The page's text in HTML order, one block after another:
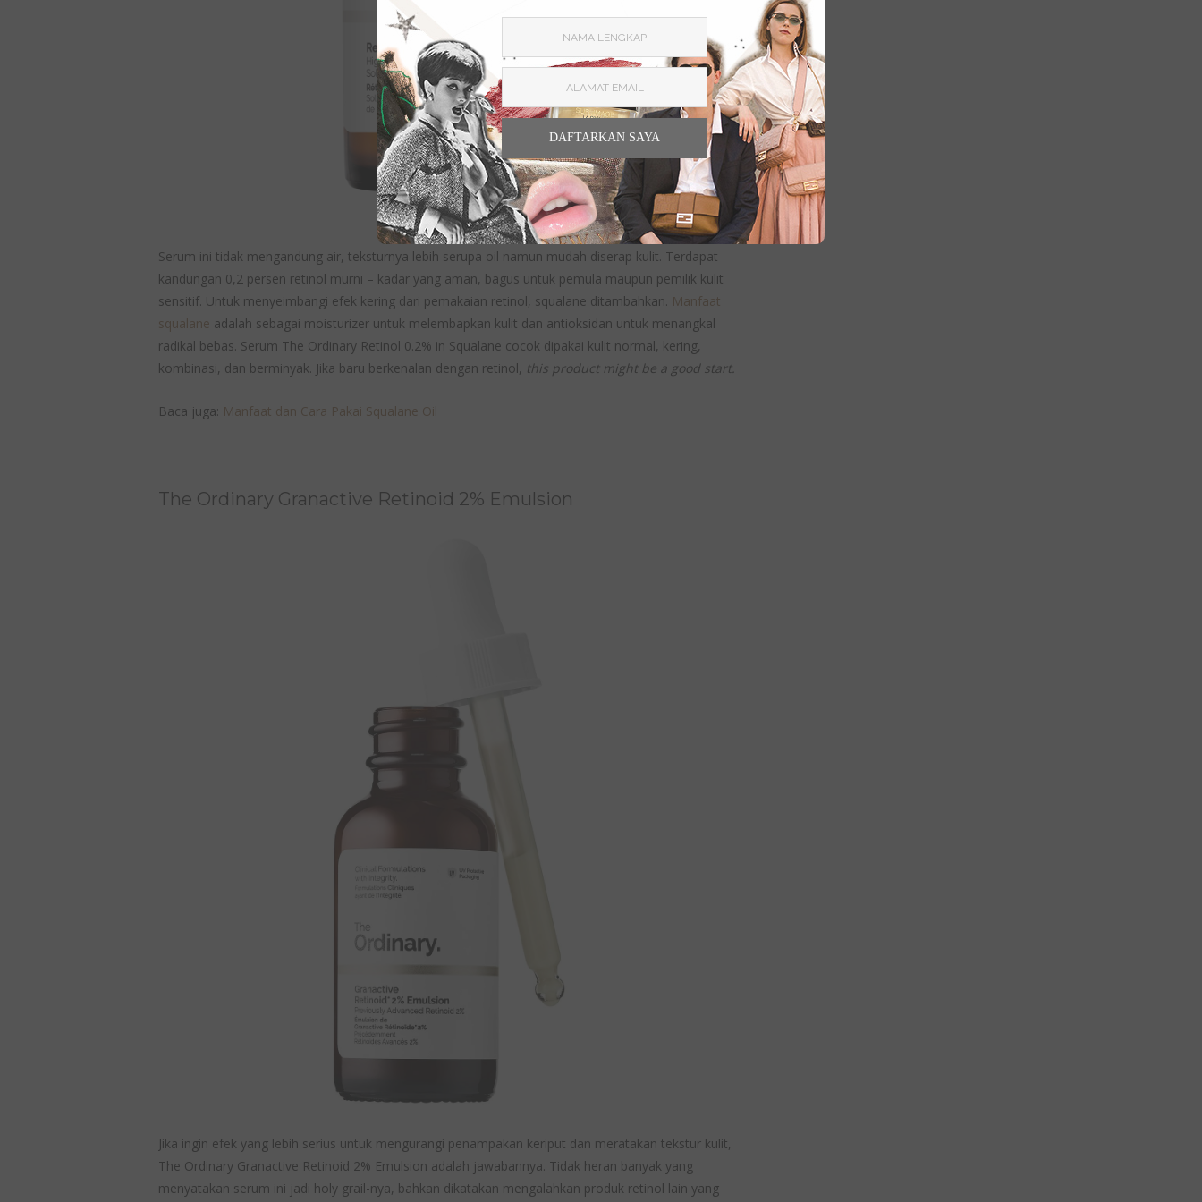
Serum ini tidak mengandung air, teksturnya lebih serupa oil namun mudah diserap kulit. Terdapat
kandungan 0,2 persen retinol murni – kadar yang aman, bagus untuk pemula maupun pemilik kulit
sensitif. Untuk menyeimbangi efek kering dari pemakaian retinol, squalane ditambahkan. Manfaat
squalane adalah sebagai moisturizer untuk melembapkan kulit dan antioksidan untuk menangkal
radikal bebas. Serum The Ordinary Retinol 0.2% in Squalane cocok dipakai kulit normal, kering,
kombinasi, dan berminyak. Jika baru berkenalan dengan retinol, this product might be a good start.
Baca juga: Manfaat dan Cara Pakai Squalane Oil
The Ordinary Granactive Retinoid 2% Emulsion
Jika ingin efek yang lebih serius untuk mengurangi penampakan keriput dan meratakan tekstur kulit,
The Ordinary Granactive Retinoid 2% Emulsion adalah jawabannya. Tidak heran banyak yang
menyatakan serum ini jadi holy grail-nya, bahkan dikatakan mengalahkan produk retinol lain yang
DAFTARKAN SAYA